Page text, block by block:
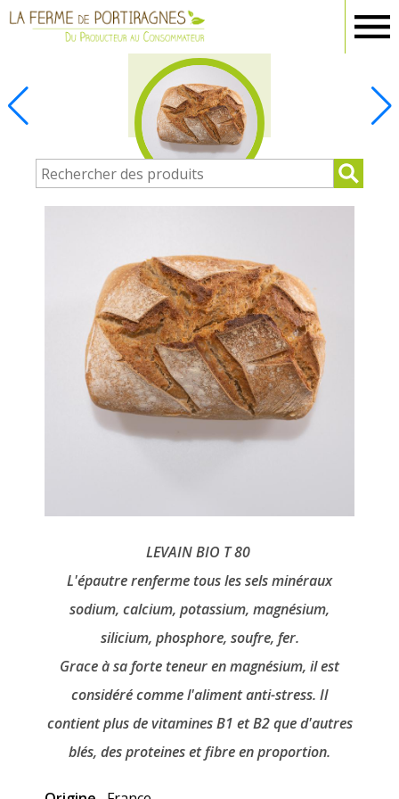
Portiragnes
BOULANGERIE
LEVAIN BIO T 80
L'épautre renferme tous les sels minéraux
sodium, calcium, potassium, magnésium,
silicium, phosphore, soufre, fer.
Grace à sa forte teneur en magnésium, il est
considéré comme l'aliment anti-stress. Il
contient plus de vitamines B1 et B2 que d'autres
blés, des proteines et fibre en proportion.